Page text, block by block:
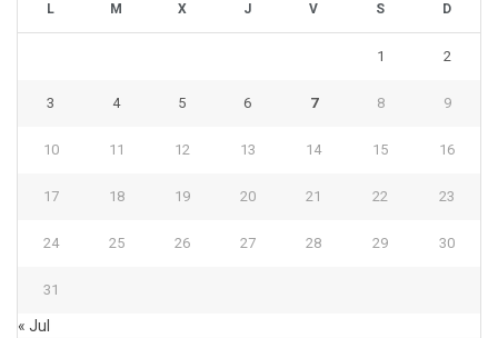
L M X J V S D
1 2
3 4 5 6 7 8 9
10 11 12 13 14 15 16
17 18 19 20 21 22 23
24 25 26 27 28 29 30
31
« Jul